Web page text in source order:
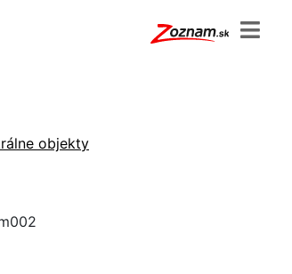
objekty